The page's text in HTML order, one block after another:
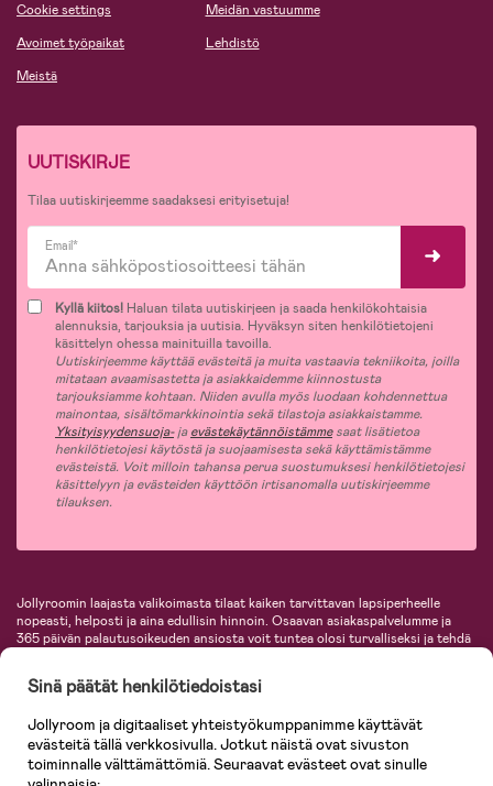
Cookie settings
Avoimet työpaikat
Meistä
Meidän vastuumme
Lehdistö
UUTISKIRJE
Tilaa uutiskirjeemme saadaksesi erityisetuja!
Email*
Kyllä kiitos! Haluan tilata uutiskirjeen ja saada henkilökohtaisia
alennuksia, tarjouksia ja uutisia. Hyväksyn siten henkilötietojeni
käsittelyn ohessa mainituilla tavoilla.
Uutiskirjeemme käyttää evästeitä ja muita vastaavia tekniikoita, joilla
mitataan avaamisastetta ja asiakkaidemme kiinnostusta
tarjouksiamme kohtaan. Niiden avulla myös luodaan kohdennettua
mainontaa, sisältömarkkinointia sekä tilastoja asiakkaistamme.
Yksityisyydensuoja-jaevästekäytännöistämmesaat lisätietoa
henkilötietojesi käytöstä ja suojaamisesta sekä käyttämistämme
evästeistä. Voit milloin tahansa perua suostumuksesi henkilötietojesi
käsittelyyn ja evästeiden käyttöön irtisanomalla uutiskirjeemme
tilauksen.
Jollyroomin laajasta valikoimasta tilaat kaiken tarvittavan lapsiperheelle
nopeasti, helposti ja aina edullisin hinnoin. Osaavan asiakaspalvelumme ja
365 päivän palautusoikeuden ansiosta voit tuntea olosi turvalliseksi ja tehdä
vaatteet vauvoille ja lapsille, inspiroivia sisustustuotteita lastenhuoneeseen,
lastentarvikkeita sekä paljon muuta. Meiltä löydät lukuisia tunnettuja
KidKraft, Ergobaby, Philips Avent, Neonate, Cybex, LEGO ja monia muita!
Tervetuloa shoppailemaan Pohjoismaiden suurimpaan lastentarvikkeiden
verkkokauppaan!
Sinä päätät henkilötiedoistasi
Jollyroom ja digitaaliset yhteistyökumppanimme käyttävät
evästeitä tällä verkkosivulla. Jotkut näistä ovat sivuston
toiminnalle välttämättömiä. Seuraavat evästeet ovat sinulle